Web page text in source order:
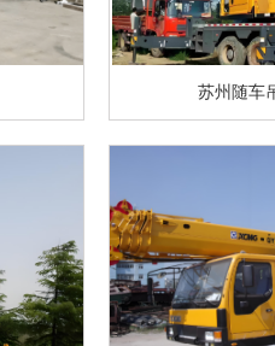
苏州随车